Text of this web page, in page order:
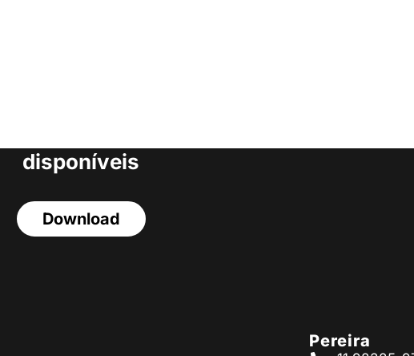
disponíveis
Download
Pereira